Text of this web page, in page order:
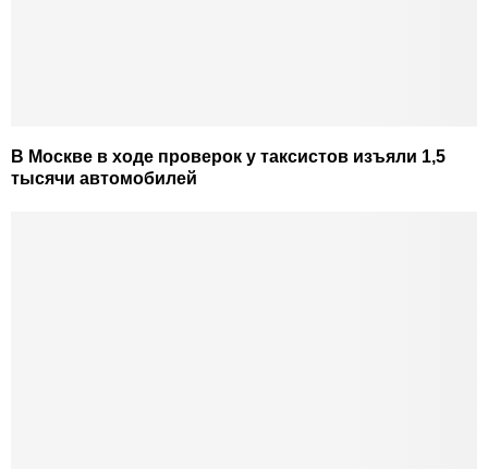
В Москве в ходе проверок у таксистов изъяли 1,5
тысячи автомобилей